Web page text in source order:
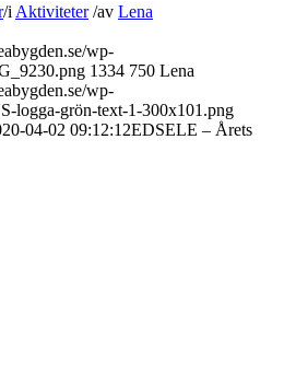
/i Aktiviteter /av Lena
wp-
1334 750 Lena
wp-
logga-grön-text-1-300x101.png
04-02 09:12:12EDSELE – Årets